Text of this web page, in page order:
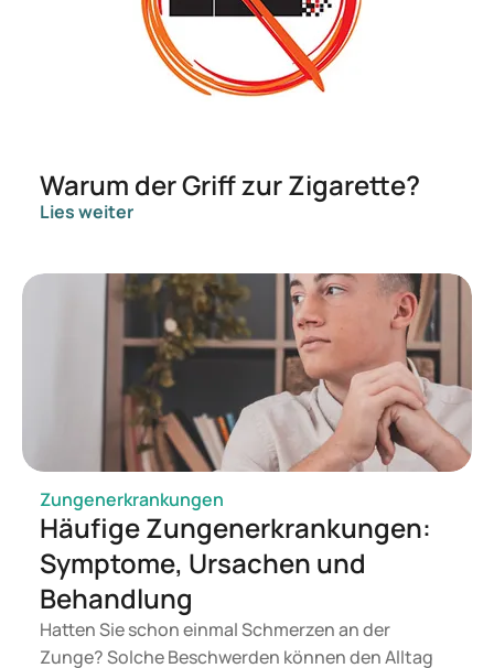
Warum der Griff zur Zigarette?
Lies weiter
Zungenerkrankungen
Häufige Zungenerkrankungen:
Symptome, Ursachen und
Behandlung
Hatten Sie schon einmal Schmerzen an der
Zunge? Solche Beschwerden können den Alltag